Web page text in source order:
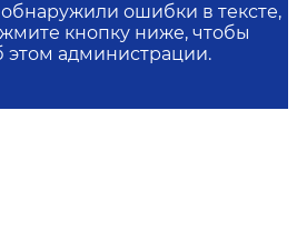
ошибки в тексте,
кнопку ниже, чтобы
этом администрации.